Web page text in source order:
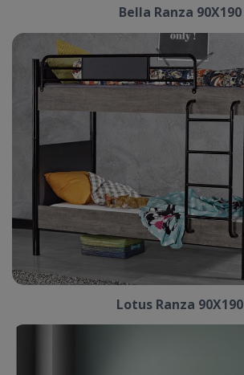
Bella Ranza 90X190
Lotus Ranza 90X190